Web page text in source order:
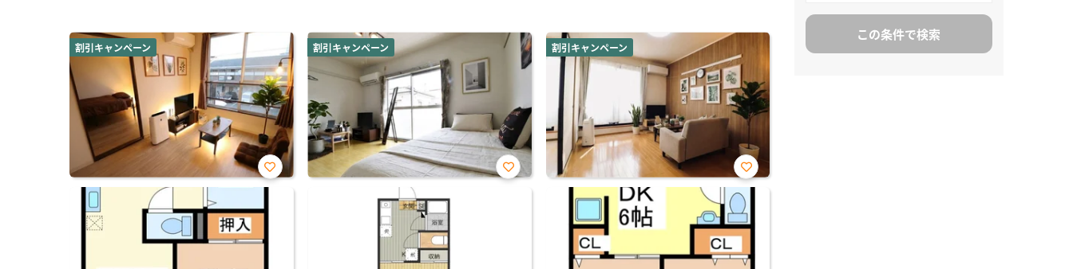
割引キャンペーン
お気
り登
録
割引キャンペーン
お気
割引キャンペーン
お気
に入
り登
録